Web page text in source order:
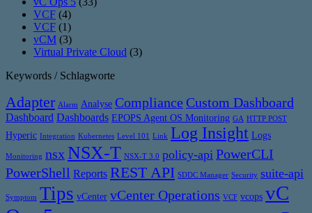
VCF (4)
VCF (1)
vCM (3)
Virtual Private Cloud (3)
Keywords / Schlagworte
Adapter Alarm Analyse Compliance Custom Dashboard
Dashboard Dashboards EPOPS Agent OS Monitoring GA HTTP POST
Hyperic Integration Kubernetes Level 101 Link Log Insight Logs
Monitoring nsx NSX-T NSX-T 3.0 policy-api PowerCLI
PowerShell Reports REST API SDDC Manager Security suite-api
Symptom Tips vCenter vCenter Operations VCF vcops vC